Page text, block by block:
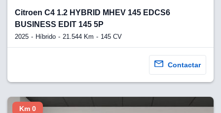
Citroen C4 1.2 HYBRID MHEV 145 EDCS6
BUSINESS EDIT 145 5P
2025 Híbrido 21.544 Km 145 CV
Contactar
Km 0